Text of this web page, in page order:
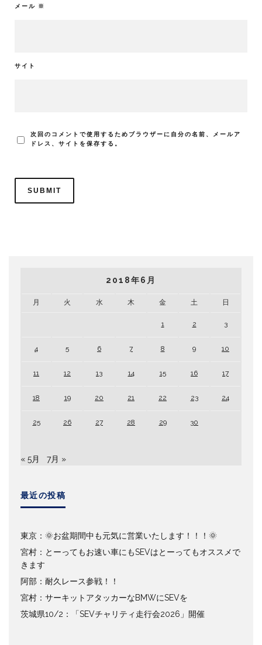
メール ※
サイト
次回のコメントで使用するためブラウザーに自分の名前、メールア
ドレス、サイトを保存する。
2018年6月
月 火 水 木 金 土 日
1 2 3
4 5 6 7 8 9 10
11 12 13 14 15 16 17
18 19 20 21 22 23 24
25 26 27 28 29 30
« 5月 7月 »
最近の投稿
東京：🌞お盆期間中も元気に営業いたします！！！🌞
宮村：とーってもお速い車にもSEVはとーってもオススメで
きます
阿部：耐久レース参戦！！
宮村：サーキットアタッカーなBMWにSEVを
茨城県10/2：「SEVチャリティ走行会2026」開催